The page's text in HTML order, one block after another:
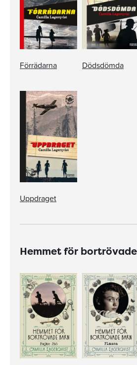
Förrädarna Dödsdömda
Uppdraget
Hemmet för